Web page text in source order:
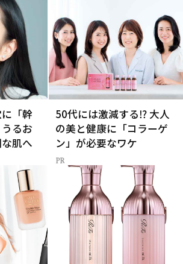
「幹
るお
肌へ
50代には激減する⁉ 大人
の美と健康に「コラーゲ
ン」が必要なワケ